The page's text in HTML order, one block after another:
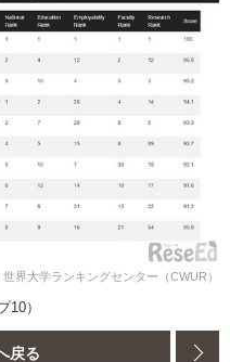
界大学ランキングセンター（CWUR）
10）
戻る